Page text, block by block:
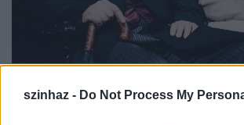
szinhaz - Do Not Process My
Három hónapig egy bécsi